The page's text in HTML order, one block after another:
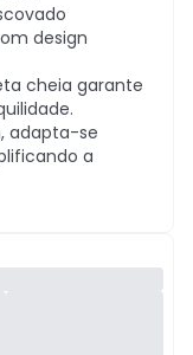
design
cheia garante
adapta-se
a